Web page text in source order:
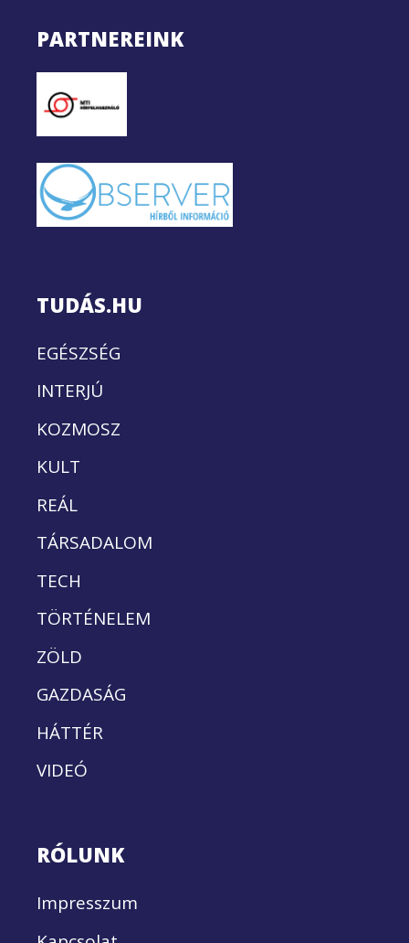
PARTNEREINK
TUDÁS.HU
EGÉSZSÉG
INTERJÚ
KOZMOSZ
KULT
REÁL
TÁRSADALOM
TECH
TÖRTÉNELEM
ZÖLD
GAZDASÁG
HÁTTÉR
VIDEÓ
RÓLUNK
Impresszum